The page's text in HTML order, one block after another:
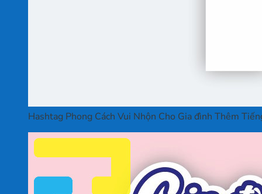
Hashtag Phong Cách Vui Nhộn Cho Gia đình Thêm